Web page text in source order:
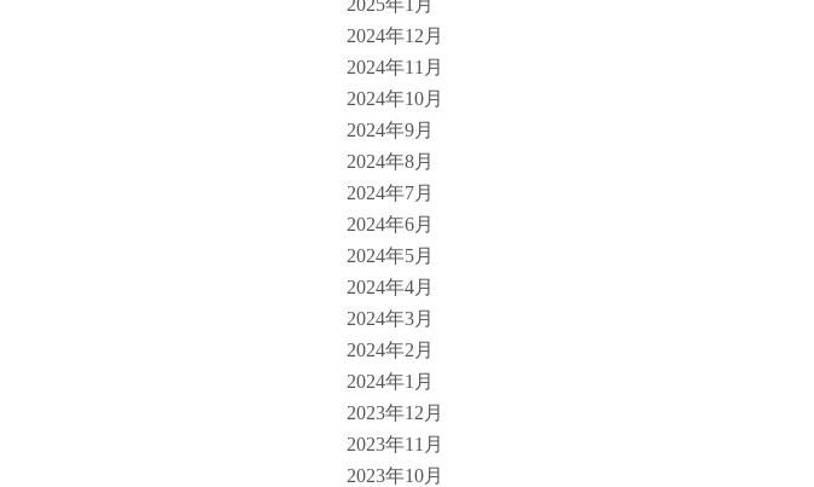
2025年1月
2024年12月
2024年11月
2024年10月
2024年9月
2024年8月
2024年7月
2024年6月
2024年5月
2024年4月
2024年3月
2024年2月
2024年1月
2023年12月
2023年11月
2023年10月